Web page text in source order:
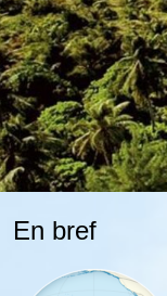
En bref